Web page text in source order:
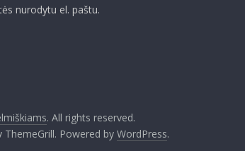
nurodytu el. paštu.
. All rights reserved.
ThemeGrill. Powered by WordPress.